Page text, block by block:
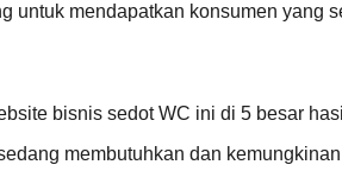
untuk mendapatkan konsumen yang
bisnis sedot WC ini di 5 besar
membutuhkan dan